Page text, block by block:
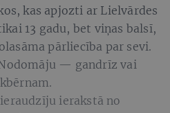
kas apjozti ar Lielvārdes
13 gadu, bet viņas balsī,
pārliecība par sevi.
— gandrīz vai
ierakstā no